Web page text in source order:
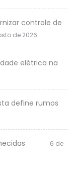
controle de
de 2026
elétrica na
define rumos
6 de